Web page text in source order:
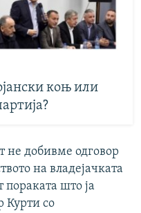
коњ или
не добивме одговор
на владејачката
пораката што ја
Курти со